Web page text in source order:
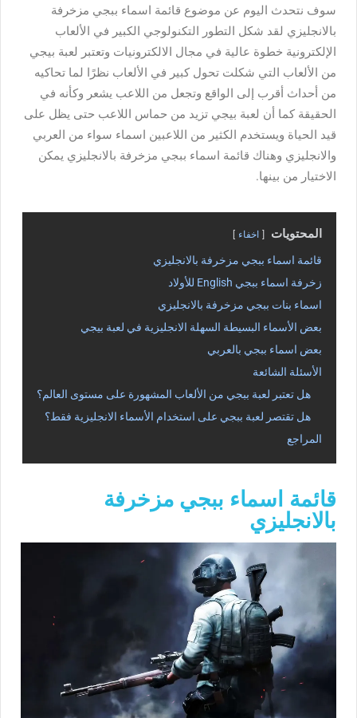
سوف نتحدث اليوم عن موضوع قائمة اسماء ببجي مزخرفة
بالانجليزي لقد شكل التطور التكنولوجي الكبير في الألعاب
الإلكترونية خطوة عالية في مجال الالكترونيات وتعتبر لعبة بيجي
من الألعاب التي شكلت تحول كبير في الألعاب نظرًا لما تحاكيه
من أحداث أقرب إلى الواقع وتجعل من اللاعب يشعر وكأنه في
الحقيقة كما أن لعبة بيجي تزيد من حماس اللاعب حتى يظل على
قيد الحياة ويستخدم الكثير من اللاعبين اسماء سواء من العربي
والانجليزي وهناك قائمة اسماء ببجي مزخرفة بالانجليزي يمكن
الاختيار من بينها.
المحتويات اخفاء
قائمة اسماء ببجي مزخرفة بالانجليزي
زخرفة اسماء ببجي English للأولاد
اسماء بنات ببجي مزخرفة بالانجليزي
بعض الأسماء البسيطة السهلة الانجليزية في لعبة بيجي
بعض اسماء ببجي بالعربي
الأسئلة الشائعة
هل تعتبر لعبة ببجي من الألعاب المشهورة على مستوى العالم؟
هل تقتصر لعبة ببجي على استخدام الأسماء الانجليزية فقط؟
المراجع
قائمة اسماء ببجي مزخرفة
بالانجليزي